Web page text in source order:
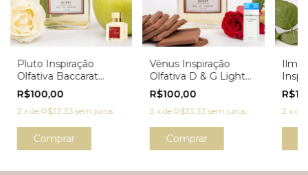
Pluto Inspiração
Olfativa Baccarat
Rouge 540
R$100,00
3 xde R$33,33 sem juros
Comprar
Vênus Inspiração
Olfativa D & G Light
Blue
R$100,00
3 xde R$33,33 sem juros
Comprar
3 x de